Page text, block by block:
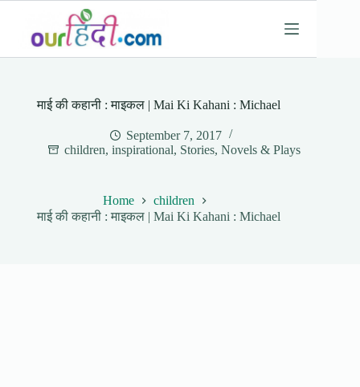
content
माई की कहानी : माइकल | Mai Ki Kahani : Michael
September 7, 2017
children,inspirational, Stories, Novels & Plays
Home
children
माई की कहानी : माइकल | Mai Ki Kahani : Michael